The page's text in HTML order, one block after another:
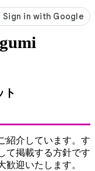
ト
紹介しています。す
て掲載する方針です
迎いたします。